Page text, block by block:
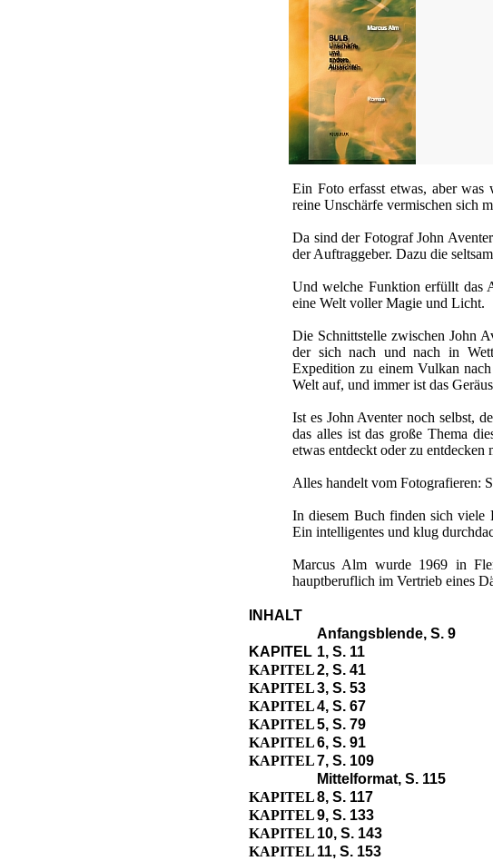
Ein Foto erfasst etwas, aber
reine Unschärfe vermischen sich
Da sind der Fotograf John
der Auftraggeber. Dazu die
Und welche Funktion erfüllt das
eine Welt voller Magie und Licht.
Die Schnittstelle zwischen John
der sich nach und nach in
Expedition zu einem Vulkan
Welt auf, und immer ist das
Ist es John Aventer noch selbst,
das alles ist das große Thema
etwas entdeckt oder zu
Alles handelt vom Fotografieren:
In diesem Buch finden sich viele
Ein intelligentes und klug
Marcus Alm wurde 1969 in
hauptberuflich im Vertrieb eines
INHALT
Anfangsblende, S. 9
KAPITEL 1, S. 11
KAPITEL2, S. 41
KAPITEL3, S. 53
KAPITEL4, S. 67
KAPITEL5, S. 79
KAPITEL6, S. 91
KAPITEL7, S. 109
Mittelformat, S. 115
KAPITEL8, S. 117
KAPITEL9, S. 133
KAPITEL 10, S. 143
KAPITEL 11, S. 153